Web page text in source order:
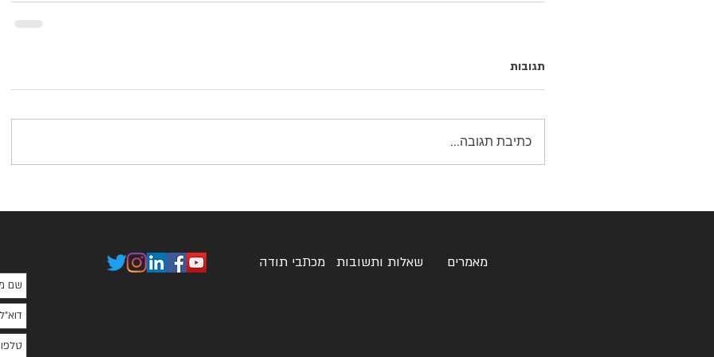
תגובות
כתיבת תגובה...
מכתבי תודה שאלות ותשובות מאמרים